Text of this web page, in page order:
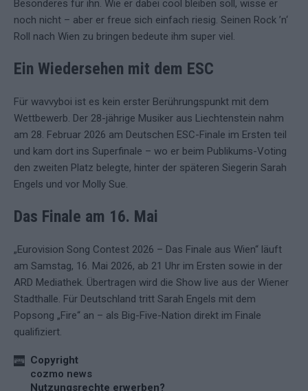
Besonderes für ihn. Wie er dabei cool bleiben soll, wisse er
noch nicht – aber er freue sich einfach riesig. Seinen Rock ’n‘
Roll nach Wien zu bringen bedeute ihm super viel.
Ein Wiedersehen mit dem ESC
Für wavvyboi ist es kein erster Berührungspunkt mit dem
Wettbewerb. Der 28-jährige Musiker aus Liechtenstein nahm
am 28. Februar 2026 am Deutschen ESC-Finale im Ersten teil
und kam dort ins Superfinale – wo er beim Publikums-Voting
den zweiten Platz belegte, hinter der späteren Siegerin Sarah
Engels und vor Molly Sue.
Das Finale am 16. Mai
„Eurovision Song Contest 2026 – Das Finale aus Wien“ läuft
am Samstag, 16. Mai 2026, ab 21 Uhr im Ersten sowie in der
ARD Mediathek. Übertragen wird die Show live aus der Wiener
Stadthalle. Für Deutschland tritt Sarah Engels mit dem
Popsong „Fire“ an – als Big-Five-Nation direkt im Finale
qualifiziert.
Copyright
cozmo news
Nutzungsrechte erwerben?